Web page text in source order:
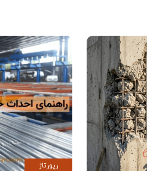
رپورتاژ